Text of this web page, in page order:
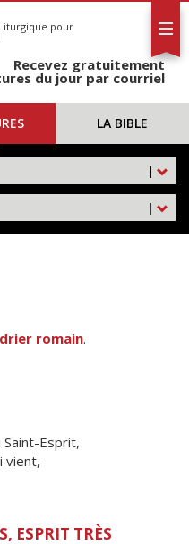
pour
Recevez gratuitement
du jour par courriel
LA BIBLE
|
|
romain.
Esprit,
vient,
ESPRIT TRÈS